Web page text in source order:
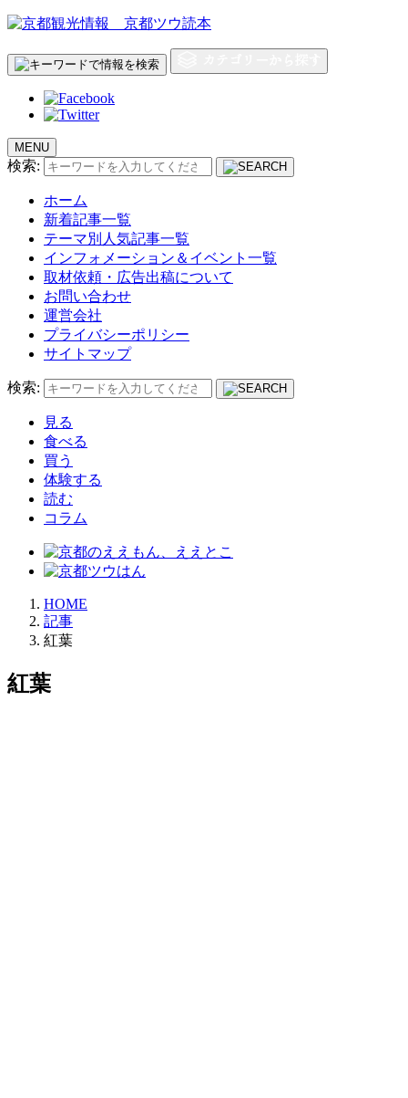
MENU
検索:
ホーム
新着記事一覧
テーマ別人気記事一覧
インフォメーション＆イベント一覧
取材依頼・広告出稿について
お問い合わせ
運営会社
プライバシーポリシー
サイトマップ
検索:
見る
食べる
買う
体験する
読む
コラム
HOME
記事
紅葉
紅葉